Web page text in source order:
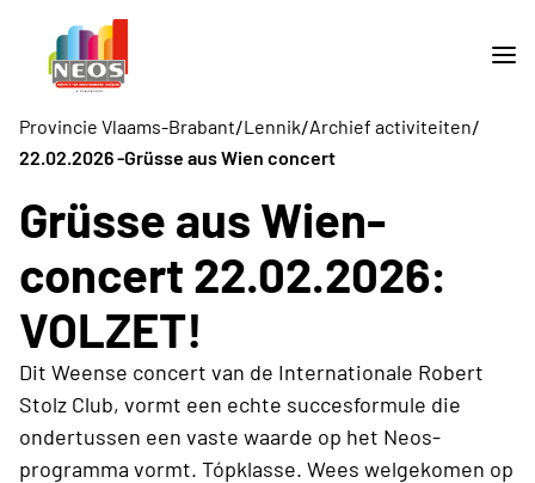
Provincie Vlaams-Brabant/Lennik/Archief activiteiten/
22.02.2026 -Grüsse aus Wien concert
Grüsse aus Wien-
concert 22.02.2026:
VOLZET!
Dit Weense concert van de Internationale Robert
Stolz Club, vormt een echte succesformule die
ondertussen een vaste waarde op het Neos-
programma vormt. Tópklasse. Wees welgekomen op